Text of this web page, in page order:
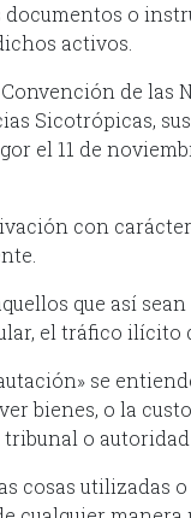
o
activos.
de las
Sicotrópicas,
el 11 de
con
que así
el tráfico ilícito
se
bienes, o la
un
cosas utilizadas